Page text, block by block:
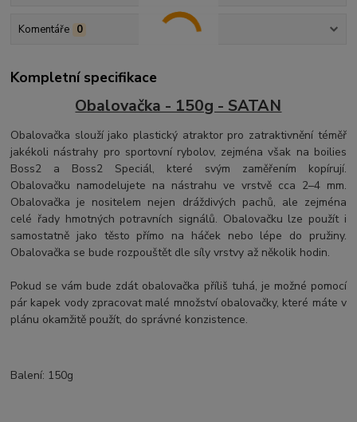
Komentáře 0
Kompletní specifikace
Obalovačka - 150g - SATAN
Obalovačka slouží jako plastický atraktor pro zatraktivnění téměř
jakékoli nástrahy pro sportovní rybolov, zejména však na boilies
Boss2 a Boss2 Speciál, které svým zaměřením kopírují.
Obalovačku namodelujete na nástrahu ve vrstvě cca 2–4 mm.
Obalovačka je nositelem nejen dráždivých pachů, ale zejména
celé řady hmotných potravních signálů. Obalovačku lze použít i
samostatně jako těsto přímo na háček nebo lépe do pružiny.
Obalovačka se bude rozpouštět dle síly vrstvy až několik hodin.
Pokud se vám bude zdát obalovačka příliš tuhá, je možné pomocí
pár kapek vody zpracovat malé množství obalovačky, které máte v
plánu okamžitě použít, do správné konzistence.
Balení: 150g